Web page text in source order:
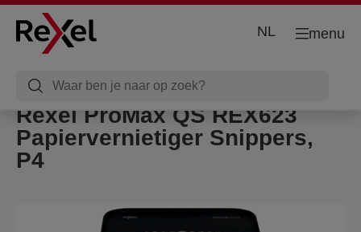
menu
NL
Rexel ProMax QS REX623
Papiervernietiger Snippers,
P4